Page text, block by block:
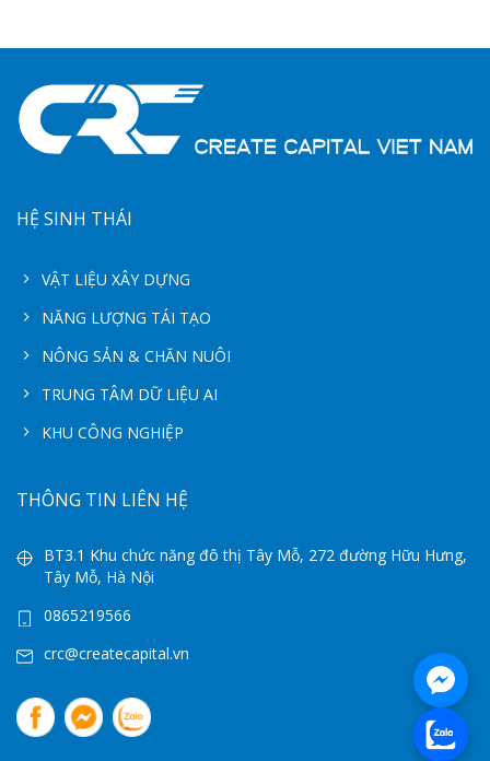
HỆ SINH THÁI
VẬT LIỆU XÂY DỰNG
NĂNG LƯỢNG TÁI TẠO
NÔNG SẢN & CHĂN NUÔI
TRUNG TÂM DỮ LIỆU AI
KHU CÔNG NGHIỆP
THÔNG TIN LIÊN HỆ
BT3.1 Khu chức năng đô thị Tây Mỗ, 272 đường Hữu Hưng,
Tây Mỗ, Hà Nội
0865219566
crc@createcapital.vn